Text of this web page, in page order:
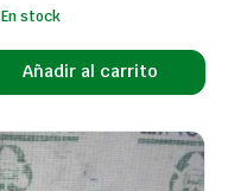
En stock
Añadir al carrito